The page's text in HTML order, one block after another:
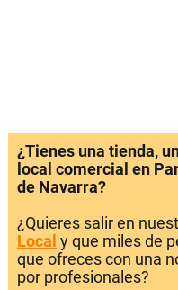
¿Tienes una tienda,
local comercial en
de Navarra?
¿Quieres salir en
Local y que miles de
que ofreces con una
por profesionales?